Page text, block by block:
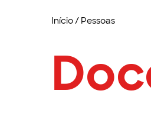
Início/ Pessoas